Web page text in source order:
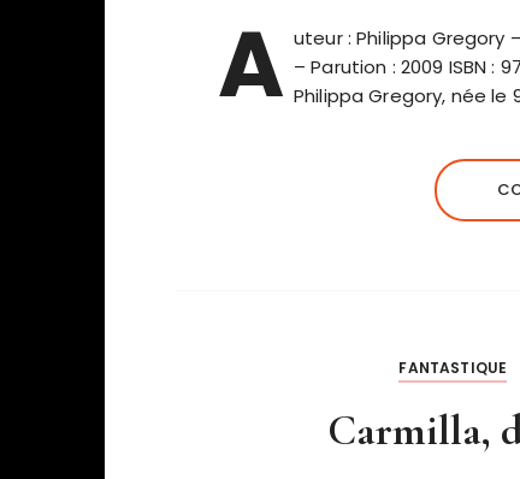
A uteur : Philippa Gregory
– Parution : 2009 ISBN :
Philippa Gregory, née le
FANTASTIQUE
Carmilla,